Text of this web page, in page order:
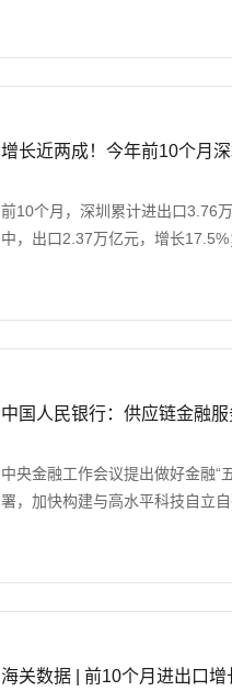
增长近两成！今年前10个月
前10个月，深圳累计进出口3.76
中，出口2.37万亿元，增长17.5%
中国人民银行：供应链金融
中央金融工作会议提出做好金融“
署，加快构建与高水平科技自立
海关数据 | 前10个月进出口增